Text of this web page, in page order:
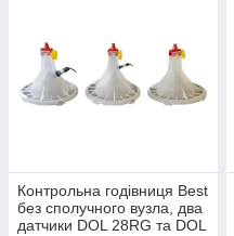
Контрольна годівниця Best
без сполучного вузла, два
датчики DOL 28RG та DOL